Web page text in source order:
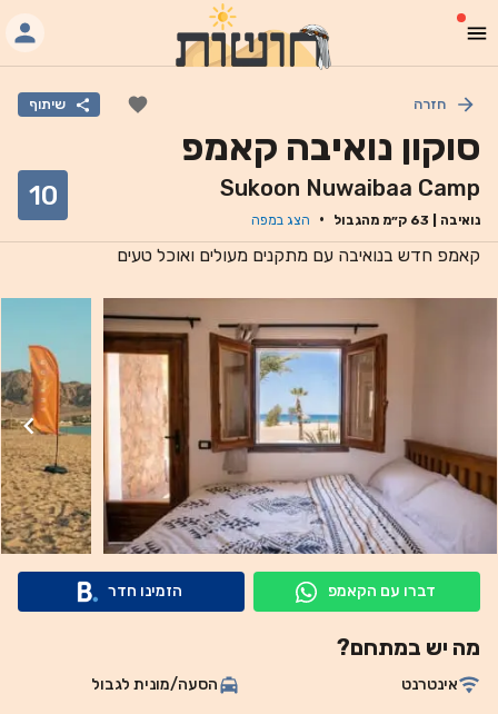
חזרה שיתוף
סוקון נואיבה קאמפ
Sukoon Nuwaibaa Camp
נואיבה 63 ק״מ מהגבול · הצג במפה
10
קאמפ חדש בנואיבה עם מתקנים מעולים ואוכל טעים
דברו עם הקאמפ הזמינו חדר
מה יש במתחם?
אינטרנט הסעה/מונית לגבול